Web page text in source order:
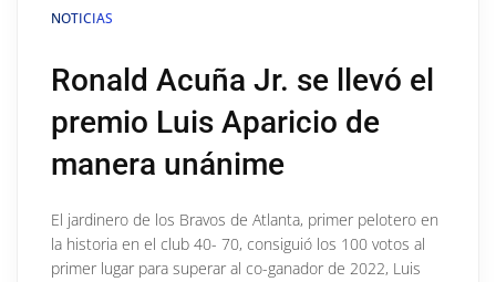
NOTICIAS
Ronald Acuña Jr. se llevó el
premio Luis Aparicio de
manera unánime
El jardinero de los Bravos de Atlanta, primer pelotero en
la historia en el club 40- 70, consiguió los 100 votos al
primer lugar para superar al co-ganador de 2022, Luis